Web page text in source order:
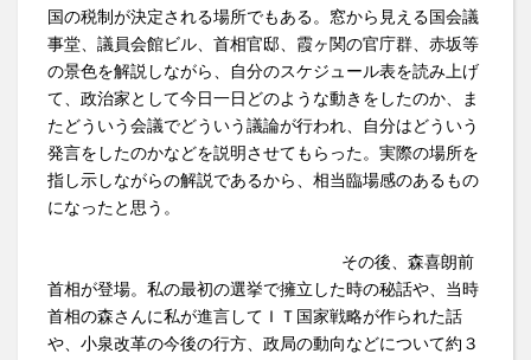
国の税制が決定される場所でもある。窓から見える国会議
事堂、議員会館ビル、首相官邸、霞ヶ関の官庁群、赤坂等
の景色を解説しながら、自分のスケジュール表を読み上げ
て、政治家として今日一日どのような動きをしたのか、ま
たどういう会議でどういう議論が行われ、自分はどういう
発言をしたのかなどを説明させてもらった。実際の場所を
指し示しながらの解説であるから、相当臨場感のあるもの
になったと思う。
その後、森喜朗前
首相が登場。私の最初の選挙で擁立した時の秘話や、当時
首相の森さんに私が進言してＩＴ国家戦略が作られた話
や、小泉改革の今後の行方、政局の動向などについて約３